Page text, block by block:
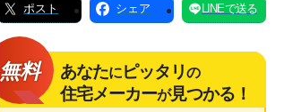
ポスト シェア LINEで送る
無料 あなたにピッタリの
住宅メーカーが見つかる！